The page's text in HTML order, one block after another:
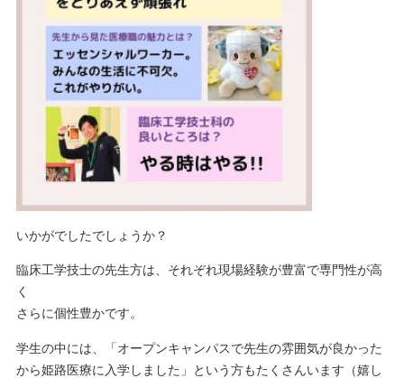
いかがでしたでしょうか？
臨床工学技士の先生方は、それぞれ現場経験が豊富で専門性が高
く
さらに個性豊かです。
学生の中には、「オープンキャンパスで先生の雰囲気が良かった
から姫路医療に入学しました」という方もたくさんいます（嬉し